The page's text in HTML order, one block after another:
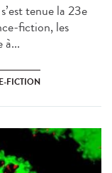
tenue la 23e
fiction, les
à...
FICTION